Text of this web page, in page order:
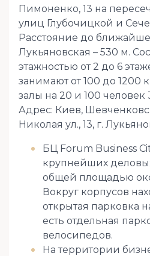
Пимоненко, 13 на
улиц Глубочицкой и
Расстояние до
Лукьяновская – 530 м.
этажностью от 2 до 6
занимают от 100 до 1200
залы на 20 и 100 человек
Адрес: Киев,
Николая ул., 13, г.
БЦ Forum Business
крупнейших
общей площадью
Вокруг корпусов
открытая парковка
есть отдельная
велосипедов.
На территории